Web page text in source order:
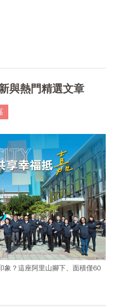
與熱門精選文章
象？這座阿里山腳下、面積僅60
，這座歷史文化之都，承載新